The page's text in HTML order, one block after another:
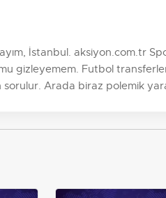
İstanbul. aksiyon.com.tr
gizleyemem. Futbol
Arada biraz polemik